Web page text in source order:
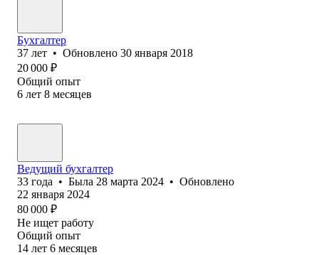
Бухгалтер
37 лет • Обновлено 30 января 2018
20 000 ₽
Общий опыт
6 лет 8 месяцев
Ведущий бухгалтер
33 года • Была 28 марта 2024 • Обновлено
22 января 2024
80 000 ₽
Не ищет работу
Общий опыт
14 лет 6 месяцев